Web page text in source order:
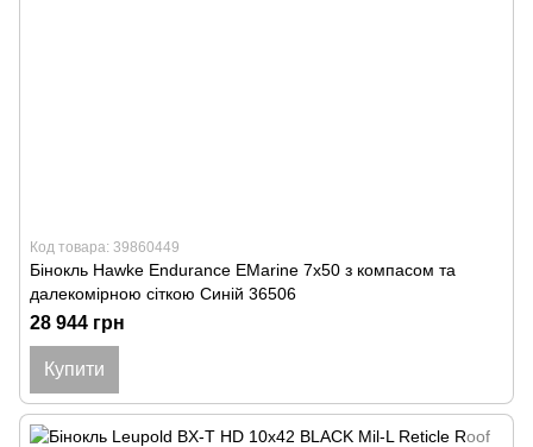
Код товара: 39860449
Бінокль Hawke Endurance EMarine 7х50 з компасом та
далекомірною сіткою Синій 36506
28 944 грн
Купити